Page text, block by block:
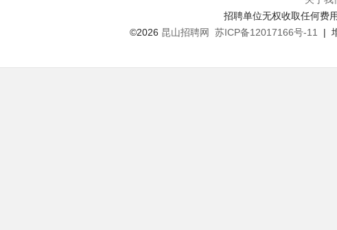
招聘单位无权收取任何费
©2026 昆山招聘网 苏ICP备12017166号-11
|